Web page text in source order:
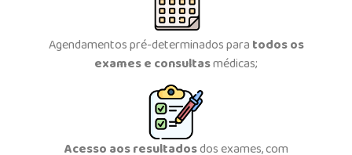
Agendamentos pré-determinados para todos os
exames e consultasmédicas;
Acesso aos resultadosdos exames, com